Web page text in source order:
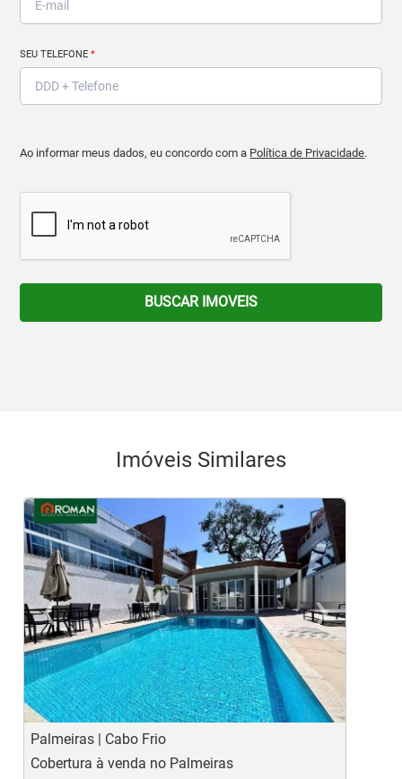
SEU TELEFONE*
Ao informar meus dados, eu concordo com a Política de Privacidade.
BUSCAR IMOVEIS
Imóveis Similares
‹
Previous
›
Palmeiras | Cabo Frio
Cobertura à venda no Palmeiras